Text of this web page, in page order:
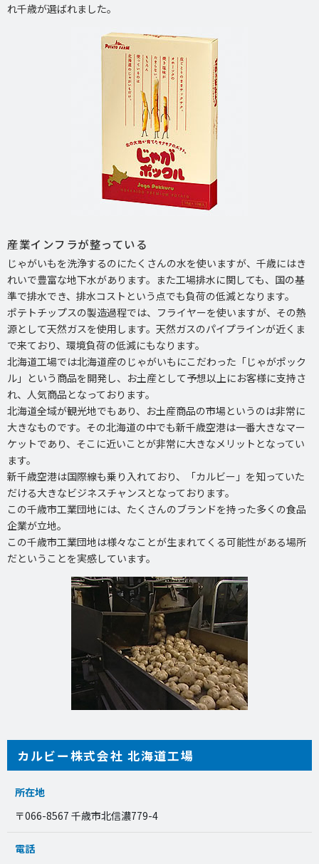
れ千歳が選ばれました。
産業インフラが整っている
じゃがいもを洗浄するのにたくさんの水を使いますが、千歳にはき
れいで豊富な地下水があります。また工場排水に関しても、国の基
準で排水でき、排水コストという点でも負荷の低減となります。
ポテトチップスの製造過程では、フライヤーを使いますが、その熱
源として天然ガスを使用します。天然ガスのパイプラインが近くま
で来ており、環境負荷の低減にもなります。
北海道工場では北海道産のじゃがいもにこだわった「じゃがポック
ル」という商品を開発し、お土産として予想以上にお客様に支持さ
れ、人気商品となっております。
北海道全域が観光地でもあり、お土産商品の市場というのは非常に
大きなものです。その北海道の中でも新千歳空港は一番大きなマー
ケットであり、そこに近いことが非常に大きなメリットとなってい
ます。
新千歳空港は国際線も乗り入れており、「カルビー」を知っていた
だける大きなビジネスチャンスとなっております。
この千歳市工業団地には、たくさんのブランドを持った多くの食品
企業が立地。
この千歳市工業団地は様々なことが生まれてくる可能性がある場所
だということを実感しています。
カルビー株式会社 北海道工場
所在地
〒066-8567 千歳市北信濃779-4
電話